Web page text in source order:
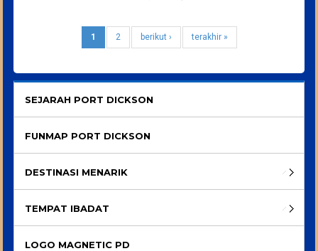
1 2 berikut › terakhir »
SEJARAH PORT DICKSON
FUNMAP PORT DICKSON
DESTINASI MENARIK
TEMPAT IBADAT
LOGO MAGNETIC PD